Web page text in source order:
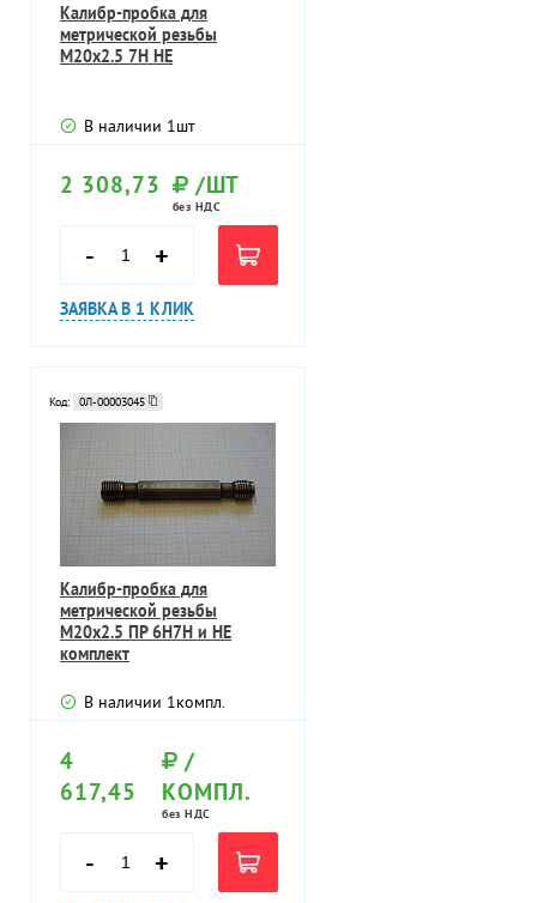
Калибр-пробка для
метрической резьбы
М20х2.5 7Н НЕ
В наличии 1шт
2 308,73 /ШТ
без НДС
- +
ЗАЯВКА В 1 КЛИК
Код: 0Л-00003045
Калибр-пробка для
метрической резьбы
М20х2.5 ПР 6Н7Н и НЕ
комплект
В наличии 1компл.
4
617,45
/
КОМПЛ.
без НДС
- +